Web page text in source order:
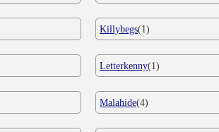
Killybegs(1)
Letterkenny(1)
Malahide(4)